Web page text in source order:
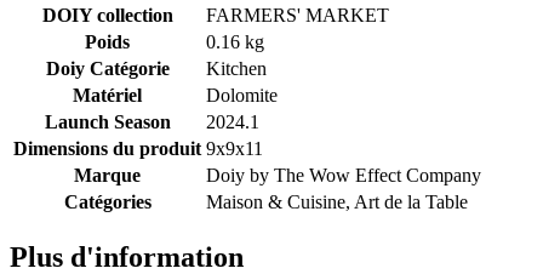
DOIY collection
FARMERS' MARKET
Poids
0.16 kg
Doiy Catégorie
Kitchen
Matériel
Dolomite
Launch Season
2024.1
Dimensions du produit 9x9x11
Marque
Doiy by The Wow Effect Company
Catégories
Maison & Cuisine, Art de la Table
Plus d'information